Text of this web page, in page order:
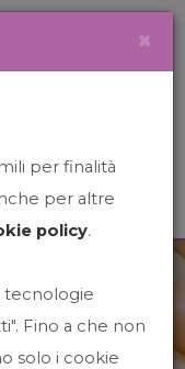
×
per finalità
per altre
policy.
tecnologie
Fino a che non
solo i cookie